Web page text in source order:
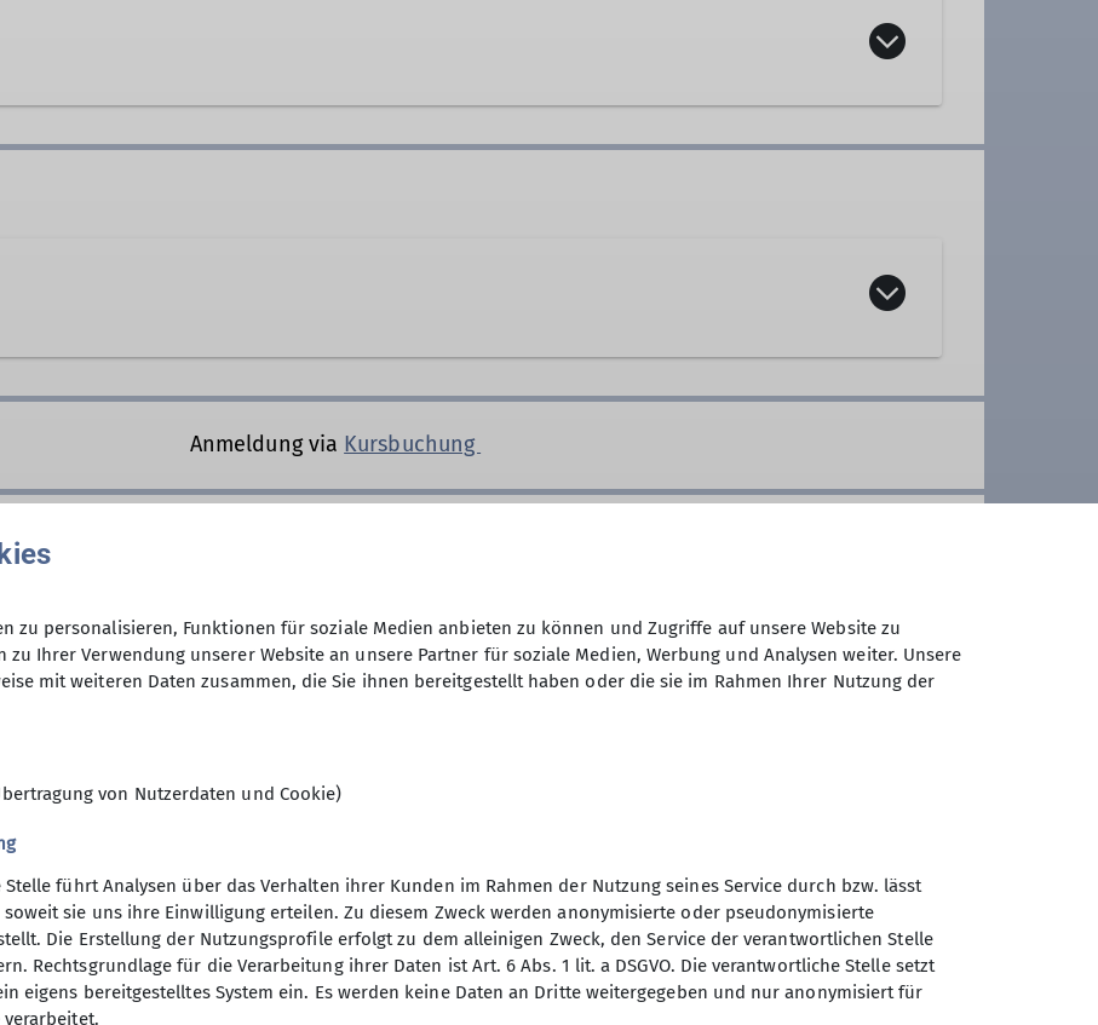
Anmeldung via Kursbuchung
20€ für zwei Abende
Sektion Vierseenland des
zu personalisieren, Funktionen für soziale Medien anbieten zu können und Zugriffe auf unsere Website zu
Ihrer Verwendung unserer Website an unsere Partner für soziale Medien, Werbung und Analysen weiter. Unsere
mit weiteren Daten zusammen, die Sie ihnen bereitgestellt haben oder die sie im Rahmen Ihrer Nutzung der
von Nutzerdaten und Cookie)
führt Analysen über das Verhalten ihrer Kunden im Rahmen der Nutzung seines Service durch bzw. lässt
sie uns ihre Einwilligung erteilen. Zu diesem Zweck werden anonymisierte oder pseudonymisierte
Die Erstellung der Nutzungsprofile erfolgt zu dem alleinigen Zweck, den Service der verantwortlichen Stelle
Rechtsgrundlage für die Verarbeitung ihrer Daten ist Art. 6 Abs. 1 lit. a DSGVO. Die verantwortliche Stelle setzt
eigens bereitgestelltes System ein. Es werden keine Daten an Dritte weitergegeben und nur anonymisiert für
verarbeitet.